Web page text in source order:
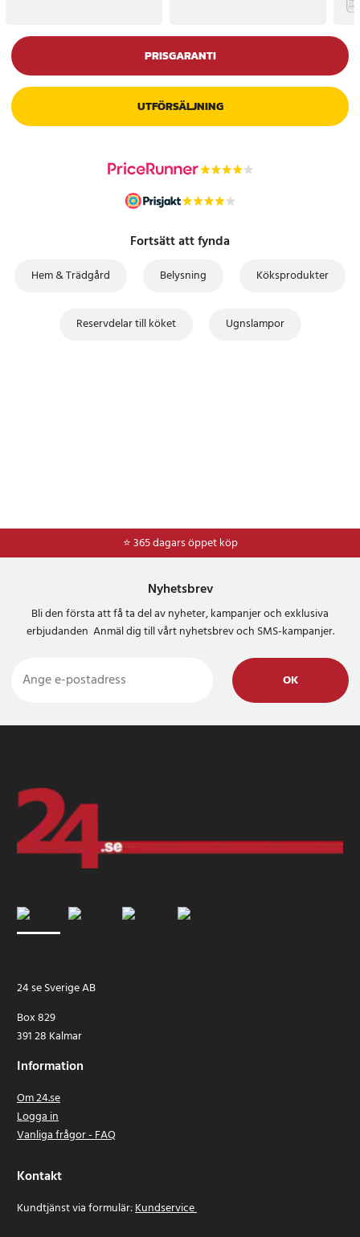
PRISGARANTI
UTFÖRSÄLJNING
Fortsätt att fynda
Hem & Trädgård Belysning Köksprodukter
Reservdelar till köket Ugnslampor
⭐ 365 dagars öppet köp
⭐Frakt 49kr *
Nyhetsbrev
Bli den första att få ta del av nyheter, kampanjer och exklusiva
erbjudanden Anmäl dig till vårt nyhetsbrev och SMS-kampanjer.
OK
24 se Sverige AB
Box 829
391 28 Kalmar
Information
Om 24.se
Logga in
Vanliga frågor - FAQ
Kontakt
Kundtjänst via formulär:Kundservice